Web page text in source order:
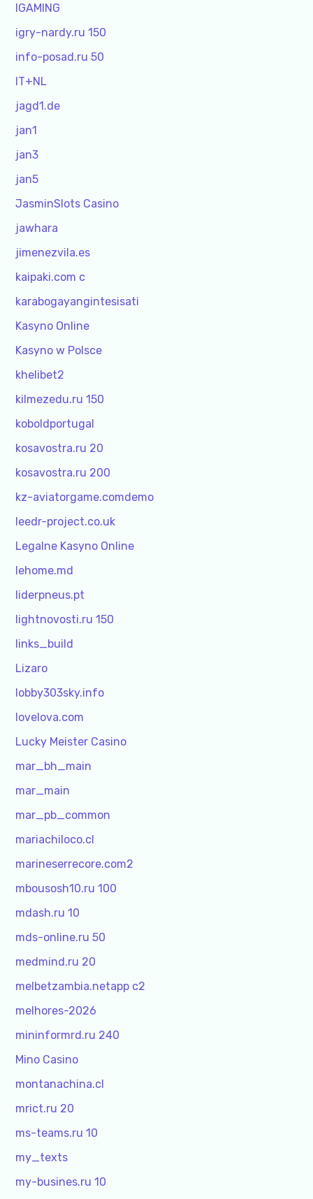
IGAMING
igry-nardy.ru 150
info-posad.ru 50
IT+NL
jagd1.de
jan1
jan3
jan5
JasminSlots Casino
jawhara
jimenezvila.es
kaipaki.com c
karabogayangintesisati
Kasyno Online
Kasyno w Polsce
khelibet2
kilmezedu.ru 150
koboldportugal
kosavostra.ru 20
kosavostra.ru 200
kz-aviatorgame.comdemo
leedr-project.co.uk
Legalne Kasyno Online
lehome.md
liderpneus.pt
lightnovosti.ru 150
links_build
Lizaro
lobby303sky.info
lovelova.com
Lucky Meister Casino
mar_bh_main
mar_main
mar_pb_common
mariachiloco.cl
marineserrecore.com2
mbousosh10.ru 100
mdash.ru 10
mds-online.ru 50
medmind.ru 20
melbetzambia.netapp c2
melhores-2026
mininformrd.ru 240
Mino Casino
montanachina.cl
mrict.ru 20
ms-teams.ru 10
my_texts
my-busines.ru 10